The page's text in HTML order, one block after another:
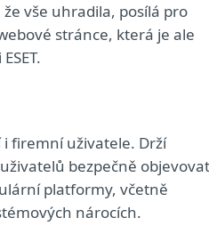
vše uhradila, posílá pro
stránce, která je ale
i firemní uživatele. Drží
bezpečně objevovat
platformy, včetně
nárocích.